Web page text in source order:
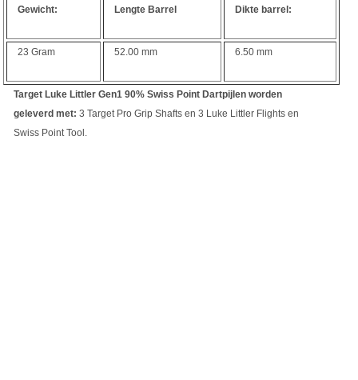
Gewicht: Lengte Barrel Dikte barrel:
23 Gram 52.00 mm 6.50 mm
Target Luke Littler Gen1 90% Swiss Point Dartpijlen worden
geleverd met:3 Target Pro Grip Shafts en 3 Luke Littler Flights en
Swiss Point Tool.